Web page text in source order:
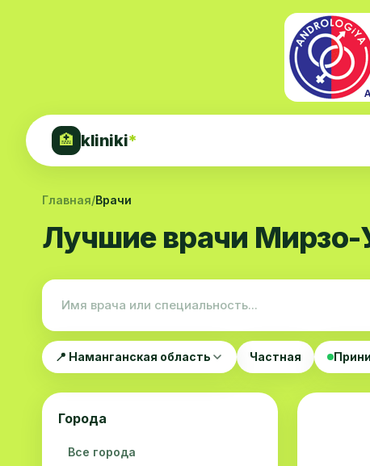
🏥 kliniki*
Главная/Врачи
Лучшие врачи Мирзо-
📍 Наманганская область Частная
Города
Все города